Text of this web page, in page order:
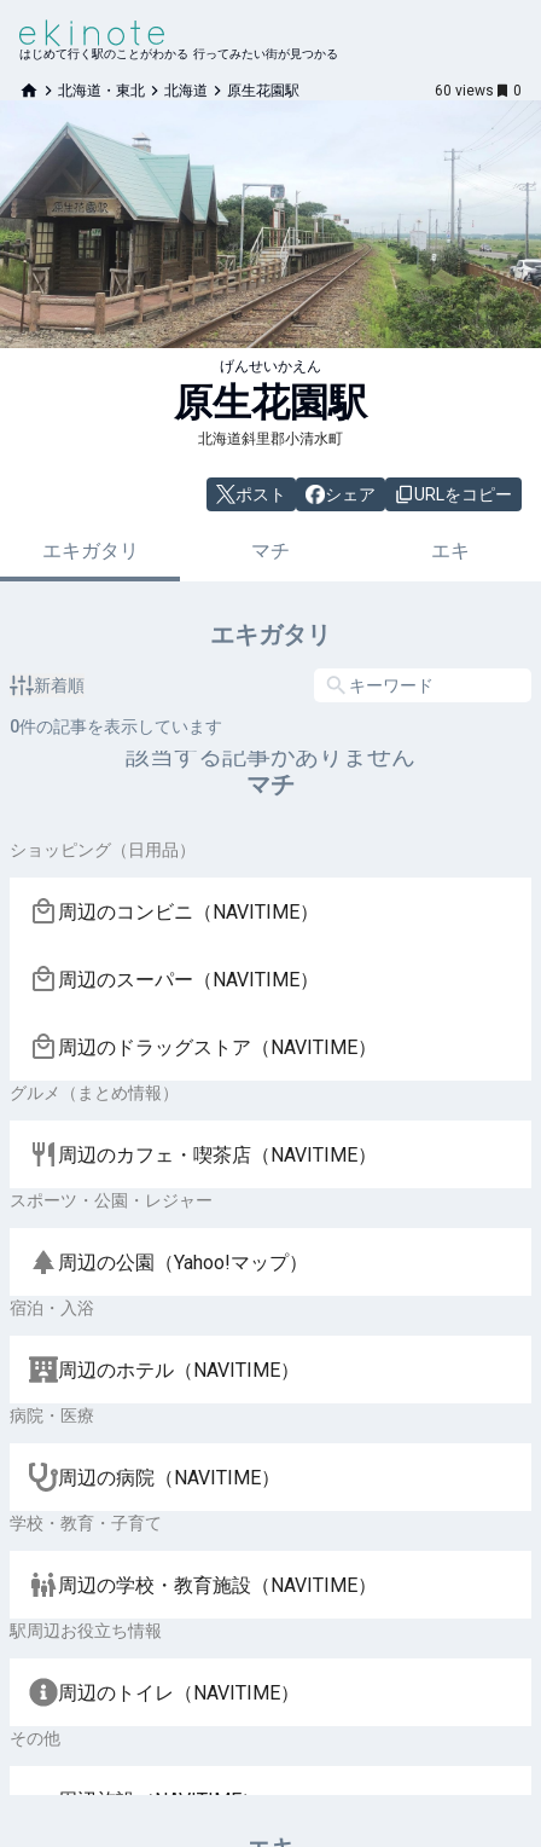
はじめて行く駅のことがわかる 行ってみたい街が見つかる
北海道・東北 北海道 原生花園駅 60 views 0
げんせいかえん
原生花園駅
北海道斜里郡小清水町
ポスト シェア URLをコピー
エキガタリ マチ エキ
エキガタリ
新着順
0件の記事を表示しています
該当する記事がありません
マチ
ショッピング（日用品）
周辺のコンビニ（NAVITIME）
周辺のスーパー（NAVITIME）
周辺のドラッグストア（NAVITIME）
グルメ（まとめ情報）
周辺のカフェ・喫茶店（NAVITIME）
スポーツ・公園・レジャー
周辺の公園（Yahoo!マップ）
宿泊・入浴
周辺のホテル（NAVITIME）
病院・医療
周辺の病院（NAVITIME）
学校・教育・子育て
周辺の学校・教育施設（NAVITIME）
駅周辺お役立ち情報
周辺のトイレ（NAVITIME）
その他
周辺施設（NAVITIME）